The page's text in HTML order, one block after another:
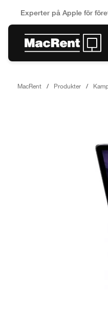
Experter på Apple för
MacRent Produkter